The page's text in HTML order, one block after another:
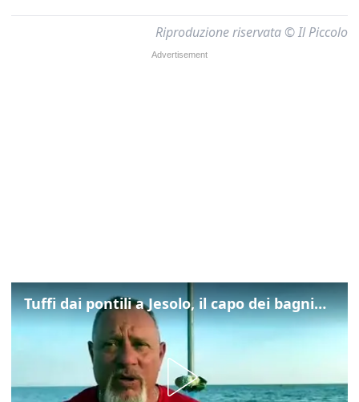
Riproduzione riservata © Il Piccolo
Tuffi dai pontili a Jesolo, il capo dei bagnini: "L'impegno di tutti per evitare altre tragedie"